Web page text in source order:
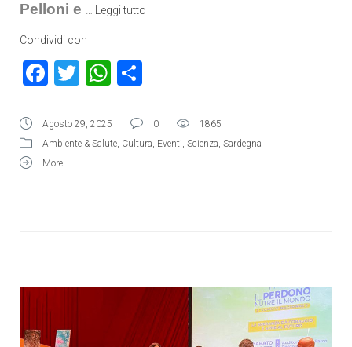
Pelloni e
Leggi tutto
Condividi con
Facebook
TwitterWhatsApp
Agosto 29, 2025 0
1865
Ambiente & Salute, Cultura, Eventi, Scienza, Sardegna
More